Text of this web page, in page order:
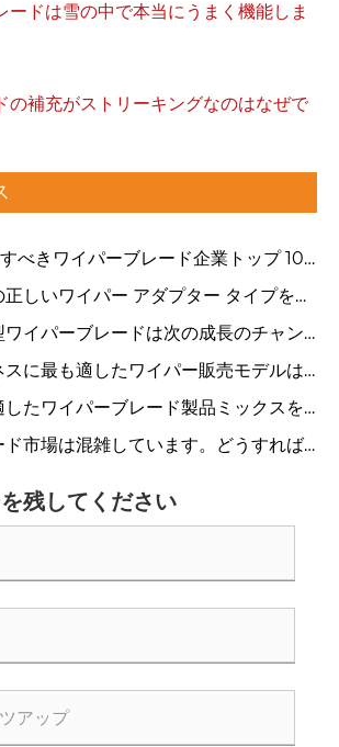
ードは雪の中で本当にうまく機能しま
の補充がストリーキングなのはなぜで
べきワイパーブレード企業トップ 10
しいワイパー アダプター タイプを識
イパーブレードは次の成長のチャン
に最も適したワイパー販売モデルは
たワイパーブレード製品ミックスを
ド市場は混雑しています。どうすれば
残してください